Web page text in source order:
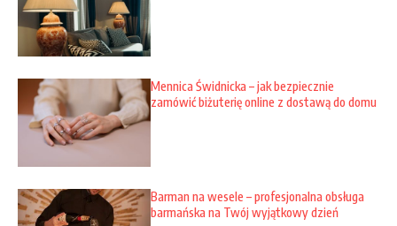
Mennica Świdnicka – jak bezpiecznie
zamówić biżuterię online z dostawą do domu
Barman na wesele – profesjonalna obsługa
barmańska na Twój wyjątkowy dzień